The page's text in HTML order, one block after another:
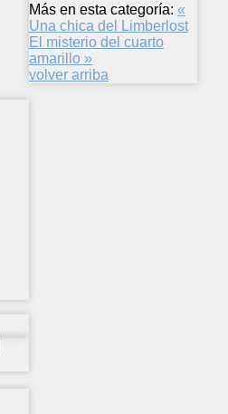
Más en esta categoría: «
Una chica del Limberlost
El misterio del cuarto
amarillo »
volver arriba